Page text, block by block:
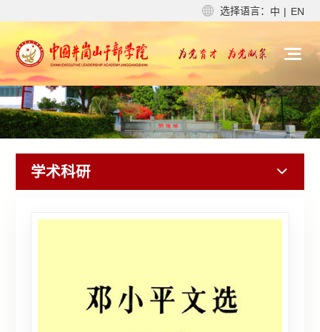
选择语言： 中 | EN
学术科研